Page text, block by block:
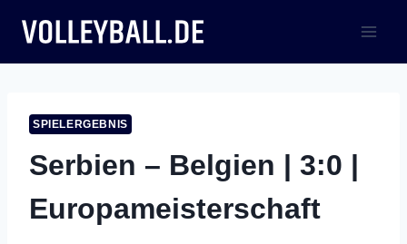
Inhalt
springen
SPIELERGEBNIS
Serbien – Belgien | 3:0 |
Europameisterschaft